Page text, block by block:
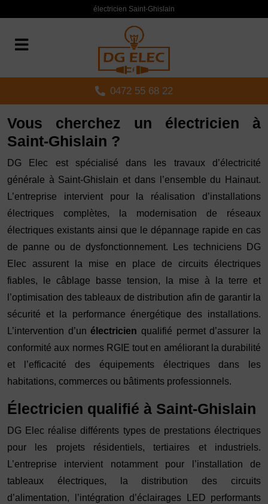
électricien Saint-Ghislain
0472 55 68 22
Vous cherchez un électricien à
Saint-Ghislain ?
DG Elec est spécialisé dans les travaux d’électricité
générale à Saint-Ghislain et dans l’ensemble du Hainaut.
L’entreprise intervient pour la réalisation d’installations
électriques complètes, la modernisation de réseaux
électriques existants ainsi que le dépannage rapide en cas
de panne ou de dysfonctionnement. Les techniciens DG
Elec assurent la mise en place de circuits électriques
fiables, le câblage basse tension, la mise à la terre et
l’optimisation des tableaux de distribution afin de garantir la
sécurité et la performance énergétique des installations.
L’intervention d’unélectricien qualifié permet d’assurer la
conformité aux normes RGIE tout en améliorant la durabilité
et l’efficacité des équipements électriques dans les
habitations, commerces ou bâtiments professionnels.
Électricien qualifié à Saint-Ghislain
DG Elec réalise différents types de prestations électriques
pour les projets résidentiels, tertiaires et industriels.
L’entreprise intervient notamment pour l’installation de
tableaux électriques, la distribution des circuits
d’alimentation, l’intégration d’éclairages LED performants
Panneau de gestion des cookies